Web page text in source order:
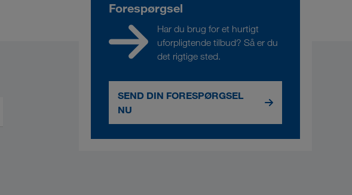
Forespørgsel
Har du brug for et hurtigt
uforpligtende tilbud? Så er du
det rigtige sted.
SEND DIN FORESPØRGSEL
NU